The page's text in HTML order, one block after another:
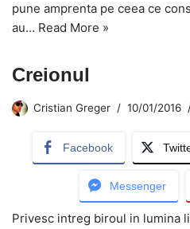
pune amprenta pe ceea ce
au… Read More »
Creionul
Cristian Greger 10/01/2016
Facebook
Messenger
Privesc intreg biroul in lumina